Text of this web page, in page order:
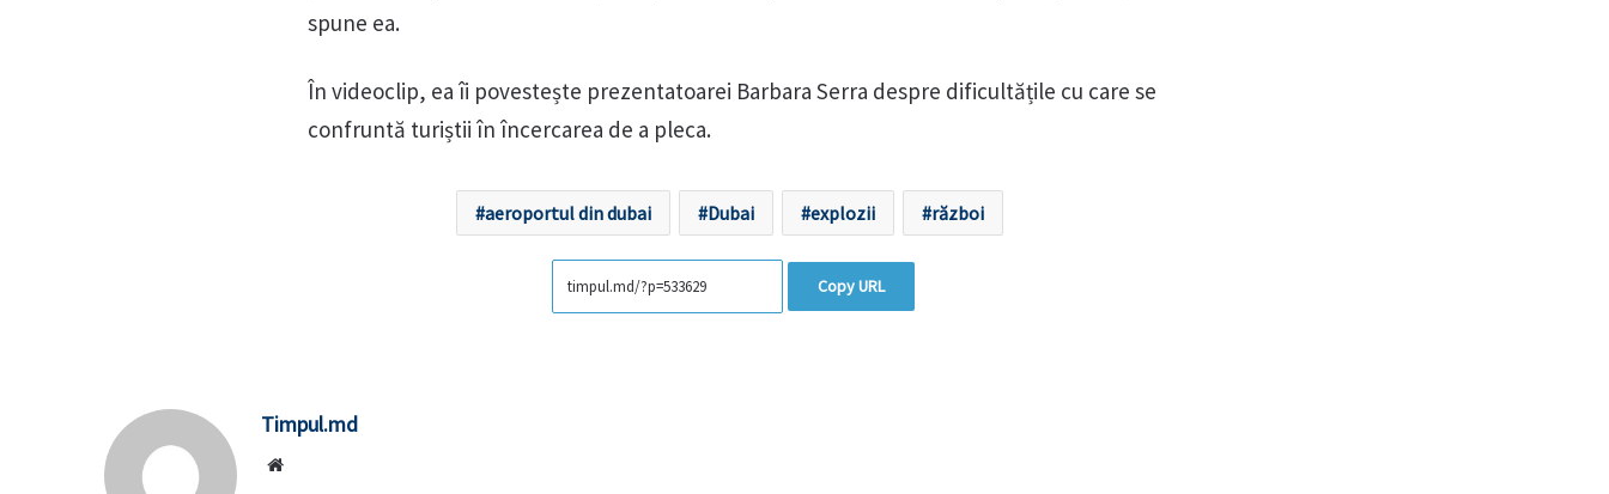
spune ea.
În videoclip, ea îi povestește prezentatoarei Barbara Serra despre dificultățile cu care se
confruntă turiștii în încercarea de a pleca.
aeroportul din dubai Dubai explozii război
Copy URL
Timpul.md